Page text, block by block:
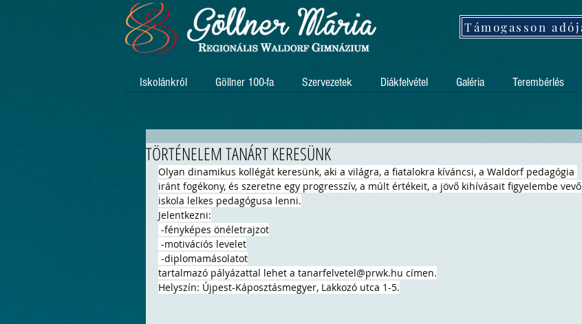
Iskolánkról Göllner 100-fa Szervezetek Diákfelvétel Galéria Terembérlés
TÖRTÉNELEM TANÁRT KERESÜNK
Olyan dinamikus kollégát keresünk, aki a világra, a fiatalokra kíváncsi, a Waldorf pedagógia
iránt fogékony, és szeretne egy progresszív, a múlt értékeit, a jövő kihívásait figyelembe vevő
iskola lelkes pedagógusa lenni.
Jelentkezni:
-fényképes önéletrajzot
-motivációs levelet
-diplomamásolatot
tartalmazó pályázattal lehet a tanarfelvetel@prwk.hu címen.
Helyszín: Újpest-Káposztásmegyer, Lakkozó utca 1-5.